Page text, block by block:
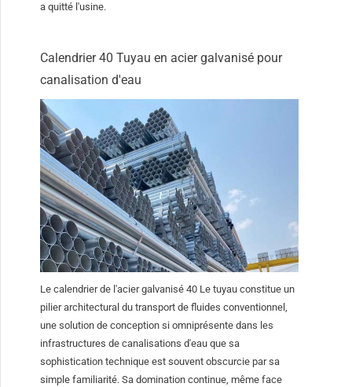
a quitté l'usine.
Calendrier 40 Tuyau en acier galvanisé pour
canalisation d'eau
Le calendrier de l'acier galvanisé 40 Le tuyau constitue un
pilier architectural du transport de fluides conventionnel,
une solution de conception si omniprésente dans les
infrastructures de canalisations d'eau que sa
sophistication technique est souvent obscurcie par sa
simple familiarité. Sa domination continue, même face